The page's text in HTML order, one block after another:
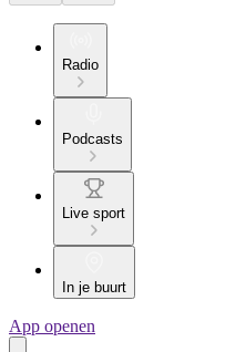
Radio
Podcasts
Live sport
In je buurt
App openen